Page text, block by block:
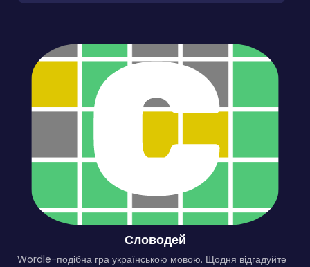
Словодей
Wordle-подібна гра українською мовою. Щодня відгадуйте